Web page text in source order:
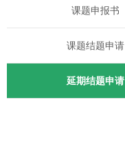
课题申报书
课题结题申请
延期结题申请